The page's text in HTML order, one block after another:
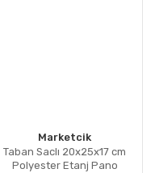
Marketcik
Taban Saclı 20x25x17 cm
Polyester Etanj Pano